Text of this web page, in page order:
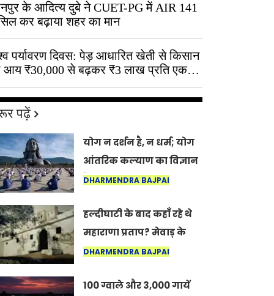
के आदित्य दुबे ने CUET-PG में AIR 141
कर बढ़ाया शहर का मान
पर्यावरण दिवस: पेड़ आधारित खेती से किसान
आय ₹30,000 से बढ़कर ₹3 लाख प्रति एकड़
पढ़ें
योग न दर्शन है, न धर्म; योग
आंतरिक कल्याण का विज्ञान
है: अंतरराष्ट्रीय योग दिवस
DHARMENDRA BAJPAI
हल्दीघाटी के बाद कहाँ रहे थे
महाराणा प्रताप? मेवाड़ के
इतिहास का वह अनकहा
में जीवित है
DHARMENDRA BAJPAI
100 ग्वाले और 3,000 गायें